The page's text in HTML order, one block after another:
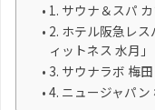
1. サウナ＆スパ
2. ホテル阪急レ
ィットネス 水月」
3. サウナラボ 梅田
4. ニュージャパン